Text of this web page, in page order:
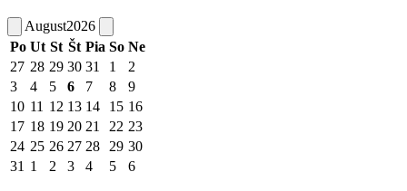
August2026
Po Ut St Št Pia So Ne
27 28 29 30 31 1
2
3
4 5 6 7 8
9
10 11 12 13 14 15 16
17 18 19 20 21 22 23
24 25 26 27 28 29 30
31 1 2 3 4 5 6